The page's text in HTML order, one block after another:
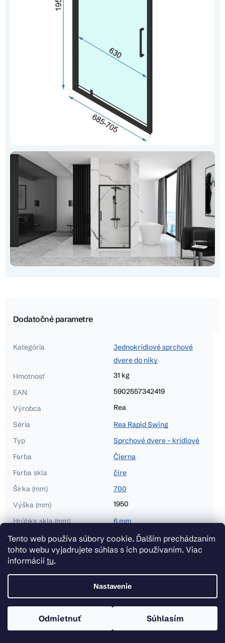
Tento web používa súbory cookie. Ďalším prechádzaním
tohto webu vyjadrujete súhlas s ich používaním. Viac
informácií tu.
Nastavenie
Odmietnuť Súhlasím
Dodatočné parametre
Kategória
Jednokrídlové sprchové
dvere do niky
Hmotnosť
31 kg
EAN
5902557342419
Výrobca
Rea
Séria
Rea Rapid Swing
Typ
Sprchové dvere - krídlové
Farba
Čierna
Farba skla
číre
Šírka (mm)
700
Výška (mm)
1950
Hrúbka skla (mm)
6 mm
Typ vstupu
Krídlové dvere
sklad
Na sklade (Heavenshop)